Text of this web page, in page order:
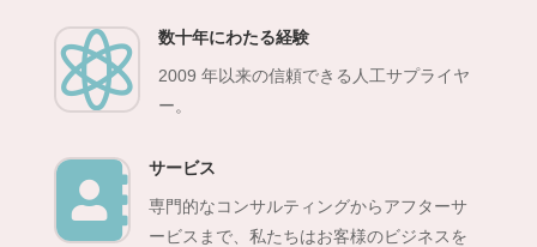
 数十年にわたる経験
2009 年以来の信頼できる人工サプライヤ
ー。
 サービス
専門的なコンサルティングからアフターサ
ービスまで、私たちはお客様のビジネスを